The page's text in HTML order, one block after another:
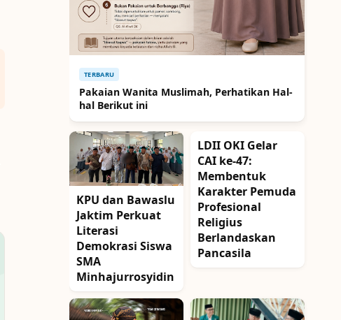
TERBARU
Pakaian Wanita Muslimah, Perhatikan Hal-
hal Berikut ini
KPU dan Bawaslu
Jaktim Perkuat
Literasi
Demokrasi Siswa
SMA
Minhajurrosyidin
LDII OKI Gelar
CAI ke-47:
Membentuk
Karakter Pemuda
Profesional
Religius
Berlandaskan
Pancasila